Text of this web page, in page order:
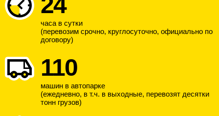
часа в сутки
(перевозим срочно, круглосуточно, официально по
договору)
110
машин в автопарке
(ежедневно, в т.ч. в выходные, перевозят десятки
тонн грузов)